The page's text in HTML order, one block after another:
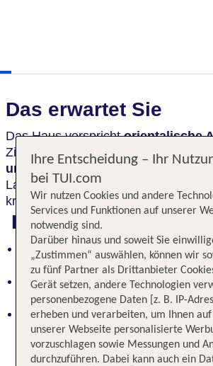
Das erwartet Sie
Das Haus versprichtorientalische
Zimmer zeigen sich als Unikat – mit
und edlen Stoffen.
Das Hotel bietet
Lagune von Venedig. Im Restaurant
kreative, traditionelle Küche serviert.
Highlights
Orientalisches Ambiente: Antike
einzigartige Zimmer
Sternerestaurant "MET": Kreative,
Cuisine mit Blick auf die Lagune
Einzigartiges Luxushotel:
Atmosphäre, Raritäten aus aller
Ihre Entscheidung – Ihr
bei TUI.com
Wir nutzen Cookies und andere
Services und Funktionen auf unserer
notwendig sind.
Darüber hinaus und soweit Sie
„Zustimmen“ auswählen, können wir
zu fünf Partner als Drittanbieter
Gerät setzen, andere Technologien
personenbezogene Daten [z. B. IP-
erheben und verarbeiten, um Ihnen
unserer Webseite personalisierte
vorzuschlagen sowie Messungen und
durchzuführen. Dabei kann auch ein